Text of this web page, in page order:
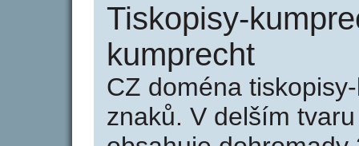
Tiskopisy-
kumprecht
CZ doména
znaků. V delším